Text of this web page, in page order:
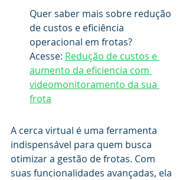
Quer saber mais sobre redução
de custos e eficiência
operacional em frotas?
Acesse: Redução de custos e
aumento da eficiencia com
videomonitoramento da sua
frota
A cerca virtual é uma ferramenta
indispensável para quem busca
otimizar a gestão de frotas. Com
suas funcionalidades avançadas, ela